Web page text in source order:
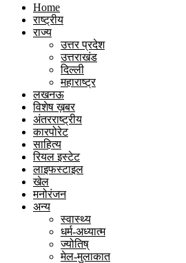
Home
राष्ट्रीय
राज्य
उत्तर प्रदेश
उत्तराखंड
दिल्ली
महाराष्ट्र
लखनऊ
विशेष ख़बर
अंतरराष्ट्रीय
कारपोरेट
साहित्य
रियल इस्टेट
लाइफस्टाइल
खेल
मनोरंजन
अन्य
स्वास्थ्य
धर्म-अध्यात्म
ज्योतिष्
मेल-मुलाकात